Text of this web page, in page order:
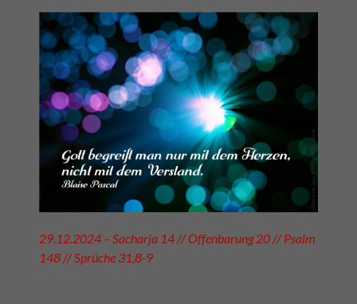
29.12.2024 – Sacharja 14 // Offenbarung 20 // Psalm
148 // Sprüche 31,8-9